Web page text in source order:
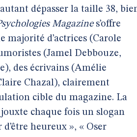
dépasser la taille 38,
Magazines’offre
majorité d’actrices (Carole
(Jamel Debbouze,
des écrivains (Amélie
Chazal), clairement
cible du magazine. La
chaque fois un slogan
heureux », « Oser